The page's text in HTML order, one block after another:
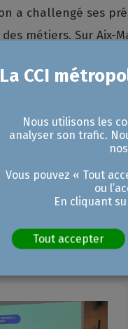
a challengé ses
métiers. Sur Aix-
de la «
niveaux de
qu’ils rebutent
via des
dans l’exotisme,
Nous utilisons les
analyser son trafic.
Vous pouvez « Tout
ou
En cliquant
Tout accepter